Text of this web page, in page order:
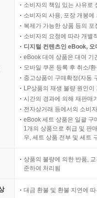
소비자의 책임 있는 사유로
소비자의 사용, 포장 개봉
복제가 가능한 상품 등의
소비자의 요청에 따라 개별
디지털 컨텐츠인 eBook,
eBook 대여 상품은 대여 기
모바일 쿠폰 등록 후 취소/
중고상품이 구매확정(자동
LP상품의 재생 불량 원인
시간의 경과에 의해 재판매
전자상거래 등에서의 소비
eBook 세트 상품은 일괄 구
1개의 상품으로 취급 및 판
우, 세트 상품 전부 및 세트
상품의 불량에 의한 반품,
준하여 처리됨
대금 환불 및 환불 지연에